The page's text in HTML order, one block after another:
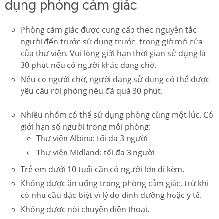
dụng phòng cảm giác
Phòng cảm giác được cung cấp theo nguyên tắc
người đến trước sử dụng trước, trong giờ mở cửa
của thư viện. Vui lòng giới hạn thời gian sử dụng là
30 phút nếu có người khác đang chờ.
Nếu có người chờ, người đang sử dụng có thể được
yêu cầu rời phòng nếu đã quá 30 phút.
Nhiều nhóm có thể sử dụng phòng cùng một lúc. Có
giới hạn số người trong mỗi phòng:
Thư viện Albina: tối đa 3 người
Thư viện Midland: tối đa 3 người
Trẻ em dưới 10 tuổi cần có người lớn đi kèm.
Không được ăn uống trong phòng cảm giác, trừ khi
có nhu cầu đặc biệt vì lý do dinh dưỡng hoặc y tế.
Không được nói chuyện điện thoại.